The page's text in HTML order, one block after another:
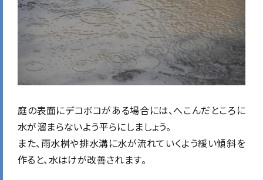
庭の表面にデコボコがある場合には、へこんだところに
水が溜まらないよう平らにしましょう。
また、雨水桝や排水溝に水が流れていくよう緩い傾斜を
作ると、水はけが改善されます。